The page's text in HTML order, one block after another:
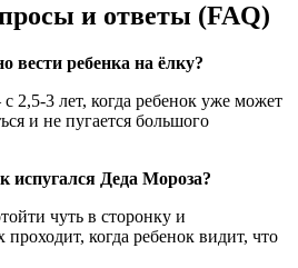
и ответы (FAQ)
вести ребенка на ёлку?
2,5-3 лет, когда ребенок уже может
и не пугается большого
испугался Деда Мороза?
чуть в сторонку и
проходит, когда ребенок видит, что